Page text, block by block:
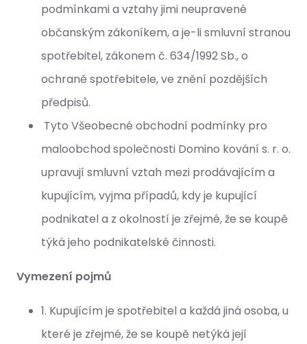
podmínkami a vztahy jimi neupravené
občanským zákoníkem, a je-li smluvní stranou
spotřebitel, zákonem č. 634/1992 Sb., o
ochraně spotřebitele, ve znění pozdějších
předpisů.
Tyto Všeobecné obchodní podmínky pro
maloobchod společnosti Domino kování s. r. o.
upravují smluvní vztah mezi prodávajícím a
kupujícím, vyjma případů, kdy je kupující
podnikatel a z okolností je zřejmé, že se koupě
týká jeho podnikatelské činnosti.
Vymezení pojmů
1. Kupujícím je spotřebitel a každá jiná osoba, u
které je zřejmé, že se koupě netýká její